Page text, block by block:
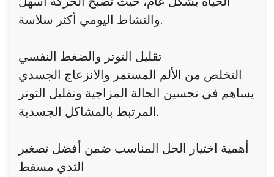
والنشاط اليومي أكثر سلاسة.
تقليل التوتر والضغط النفسي
التخلص من الألم المستمر والانزعاج الجسدي
يساهم في تحسين الحالة المزاجية وتقليل التوتر
المرتبط بالمشاكل الجسدية.
أهمية اختيار الحل المناسب ضمن أفضل تصغير
الثدي مسقط